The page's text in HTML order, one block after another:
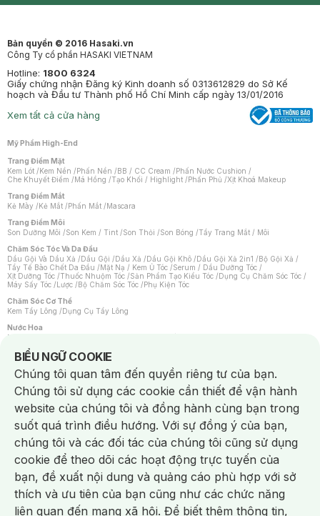
Bản quyền © 2016 Hasaki.vn
Công Ty cổ phần HASAKI VIETNAM
Hotline: 1800 6324
Giấy chứng nhận Đăng ký Kinh doanh số 0313612829 do Sở Kế
hoạch và Đầu tư Thành phố Hồ Chí Minh cấp ngày 13/01/2016
Xem tất cả cửa hàng
Mỹ Phẩm High-End
Trang Điểm Mặt
Kem Lót /Kem Nền /Phấn Nền /BB / CC Cream /Phấn Nước Cushion /
Che Khuyết Điểm /Má Hồng /Tạo Khối / Highlight /Phấn Phủ /Xịt Khoá Makeup
Trang Điểm Mắt
Kẻ Mày /Kẻ Mắt /Phấn Mắt /Mascara
Trang Điểm Môi
Son Dưỡng Môi /Son Kem / Tint /Son Thỏi /Son Bóng /Tẩy Trang Mắt / Môi
Chăm Sóc Tóc Và Da Đầu
Dầu Gội Và Dầu Xả /Dầu Gội /Dầu Xả /Dầu Gội Khô /Dầu Gội Xả 2in1 /Bộ Gội Xả /
Tẩy Tế Bào Chết Da Đầu /Mặt Nạ / Kem Ủ Tóc /Serum / Dầu Dưỡng Tóc /
Xịt Dưỡng Tóc /Thuốc Nhuộm Tóc /Sản Phẩm Tạo Kiểu Tóc /Dụng Cụ Chăm Sóc Tóc /
Máy Sấy Tóc /Lược /Bộ Chăm Sóc Tóc /Phụ Kiện Tóc
Chăm Sóc Cơ Thể
Kem Tẩy Lông /Dụng Cụ Tẩy Lông
Nước Hoa
Nước Hoa Nữ
Chăm Sóc Cá Nhân
Chống Muỗi /Khẩu Trang /Máy Massage/Mặt Nạ Xông Hơi /Nước Rửa Tay/
Sản Phẩm Chăm Sóc Khác /Bàn Chải Đánh Răng /Bàn Chải Điện/
Hỗ Trợ Trắng Răng/Kem Đánh Răng /Máy Tăm Nước/ Nước Súc Miệng/
Tăm / Chỉ Nha Khoa/ Xịt Thơm Miệng / Dung Dịch Vệ Sinh/Dưỡng Vùng Kín/
Khăn Ướt Vệ Sinh Vùng Kín/Băng Vệ Sinh/Tampon/Bọt Cạo Râu /Dao Cạo Râu/
Máy Cạo Râu
Vấn Đề Về Da
Da Dầu / Lỗ Chân Lông To/ Da Khô / Mất Nước/ Da Lão Hóa/ Da Mụn/
Da Nhạy Cảm / Kích Ứng
Da Xỉn Màu Thâm / Nám / Tàn Nhang
Quầng Thâm & Bọng Mắt /Sẹo /Viêm Da Cơ Địa
Dụng Cụ / Phụ Kiện Chăm Sóc Da
Bông Tẩy Trang
Khăn Lau Mặt Khô Dụng Cụ / Máy Rửa Mặt Máy Chăm Sóc Da
Dụng Cụ Chăm Sóc Khác
BIỂU NGỮ COOKIE
Notice about cookies usage
Chúng tôi quan tâm đến quyền riêng tư của bạn.
Chúng tôi sử dụng các cookie cần thiết để vận hành
website của chúng tôi và đồng hành cùng bạn trong
suốt quá trình điều hướng. Với sự đồng ý của bạn,
chúng tôi và các đối tác của chúng tôi cũng sử dụng
cookie để theo dõi các hoạt động trực tuyến của
bạn, đề xuất nội dung và quảng cáo phù hợp với sở
thích và ưu tiên của bạn cũng như các chức năng
liên quan đến mạng xã hội. Để biết thêm thông tin,